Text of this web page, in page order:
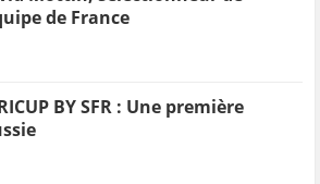
de France
BY SFR : Une première